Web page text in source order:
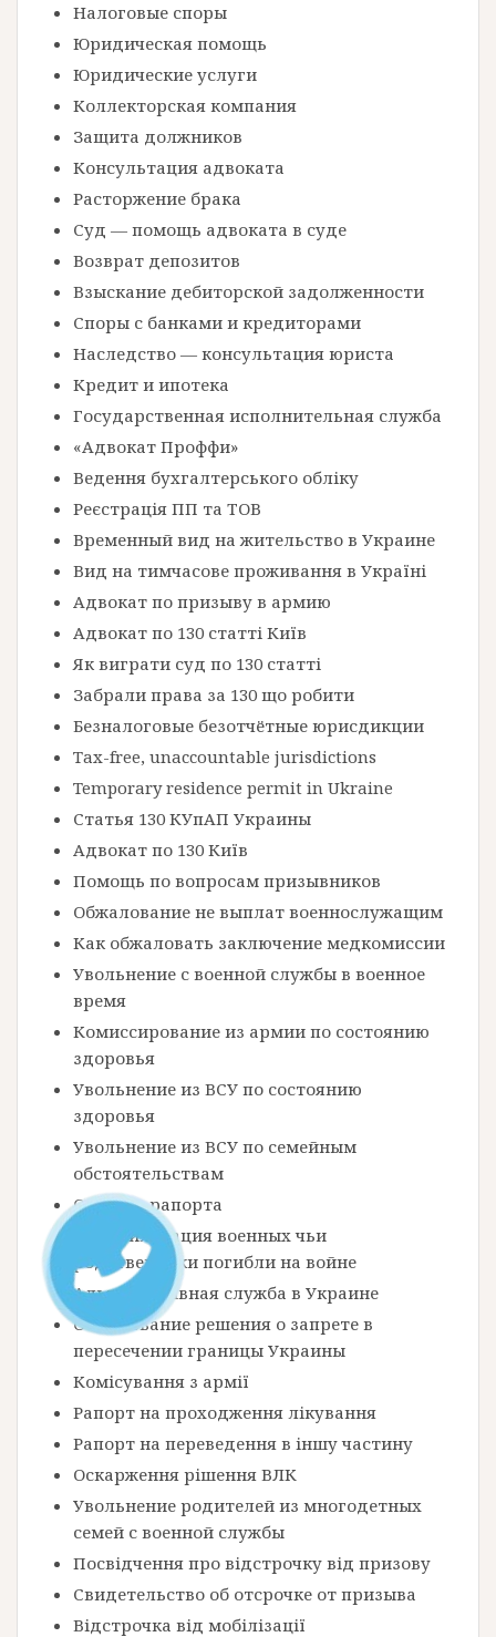
Налоговые споры
Юридическая помощь
Юридические услуги
Коллекторская компания
Защита должников
Консультация адвоката
Расторжение брака
Суд — помощь адвоката в суде
Возврат депозитов
Взыскание дебиторской задолженности
Споры с банками и кредиторами
Наследство — консультация юриста
Кредит и ипотека
Государственная исполнительная служба
«Адвокат Проффи»
Ведення бухгалтерського обліку
Реєстрація ПП та ТОВ
Временный вид на жительство в Украине
Вид на тимчасове проживання в Україні
Адвокат по призыву в армию
Адвокат по 130 статті Київ
Як виграти суд по 130 статті
Забрали права за 130 що робити
Безналоговые безотчётные юрисдикции
Tax-free, unaccountable jurisdictions
Temporary residence permit in Ukraine
Статья 130 КУпАП Украины
Адвокат по 130 Київ
Помощь по вопросам призывников
Обжалование не выплат военнослужащим
Как обжаловать заключение медкомиссии
Увольнение с военной службы в военное
время
Комиссирование из армии по состоянию
здоровья
Увольнение из ВСУ по состоянию
здоровья
Увольнение из ВСУ по семейным
обстоятельствам
Образец рапорта
Демобилизация военных чьи
родственники погибли на войне
Альтернативная служба в Украине
Обжалование решения о запрете в
пересечении границы Украины
Комісування з армії
Рапорт на проходження лікування
Рапорт на переведення в іншу частину
Оскарження рішення ВЛК
Увольнение родителей из многодетных
семей с военной службы
Посвідчення про відстрочку від призову
Свидетельство об отсрочке от призыва
Відстрочка від мобілізації